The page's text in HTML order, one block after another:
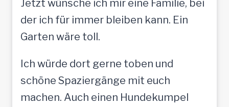
Jetzt wünsche ich mir eine Familie, bei
der ich für immer bleiben kann. Ein
Garten wäre toll.
Ich würde dort gerne toben und
schöne Spaziergänge mit euch
machen. Auch einen Hundekumpel